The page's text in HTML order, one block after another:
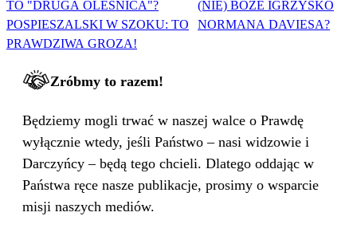
TO "DRUGA OLEŚNICA"?
POSPIESZALSKI W SZOKU: TO
PRAWDZIWA GROZA!
(NIE) BOŻE IGRZYSKO
NORMANA DAVIESA?
Zróbmy to razem!
Będziemy mogli trwać w naszej walce o Prawdę
wyłącznie wtedy, jeśli Państwo – nasi widzowie i
Darczyńcy – będą tego chcieli. Dlatego oddając w
Państwa ręce nasze publikacje, prosimy o wsparcie
misji naszych mediów.